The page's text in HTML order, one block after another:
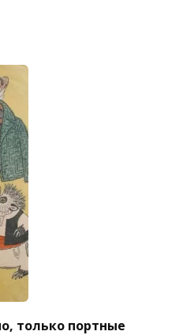
только портные